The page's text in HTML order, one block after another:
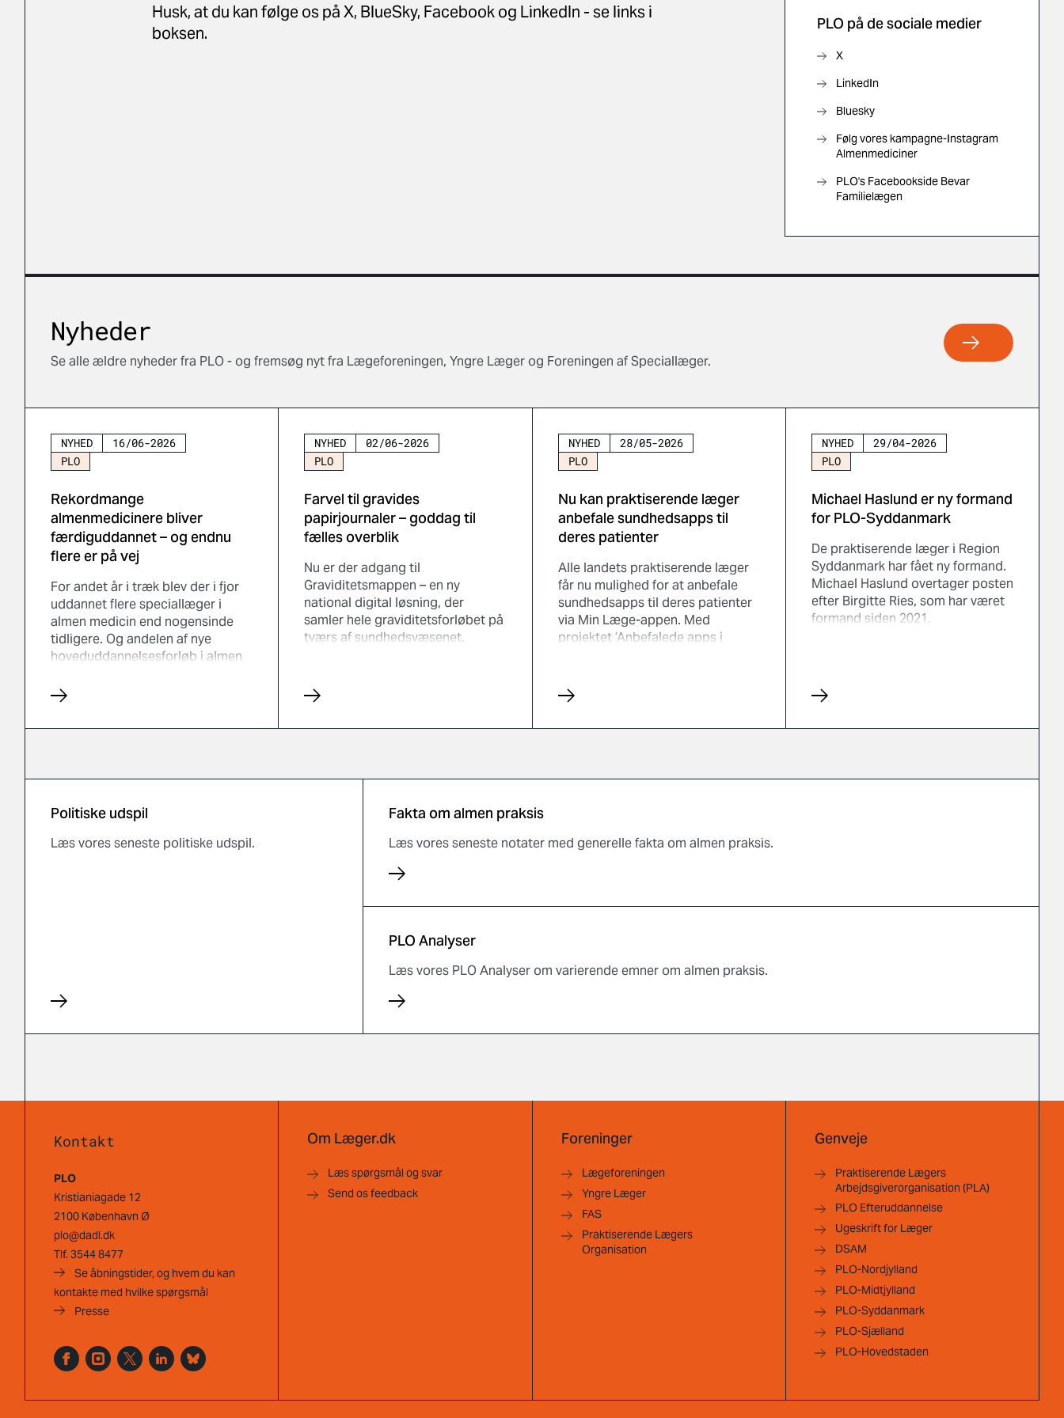
Husk, at du kan følge os på X, BlueSky, Facebook og LinkedIn - se links i
boksen.
PLO på de sociale medier
X
LinkedIn
Bluesky
Følg vores kampagne-Instagram
Almenmediciner
PLO's Facebookside Bevar
Familielægen
Nyheder
Se alle ældre nyheder fra PLO - og fremsøg nyt fra Lægeforeningen, Yngre Læger og Foreningen af Speciallæger.
https://
NYHED
16/06-2026
PLO
Rekordmange
almenmedicinere bliver
færdiguddannet – og endnu
flere er på vej
For andet år i træk blev der i fjor
uddannet flere speciallæger i
almen medicin end nogensinde
tidligere. Og andelen af nye
hoveduddannelsesforløb i almen
samme høje niveau som året før.
NYHED
02/06-2026
PLO
Farvel til gravides
papirjournaler – goddag til
fælles overblik
Nu er der adgang til
Graviditetsmappen – en ny
national digital løsning, der
samler hele graviditetsforløbet på
tværs af sundhedsvæsenet.
svangrejournaler og giver både
den gravide og de
sundhedsprofessionelle adgang
NYHED
28/05-2026
PLO
Nu kan praktiserende læger
anbefale sundhedsapps til
deres patienter
Alle landets praktiserende læger
får nu mulighed for at anbefale
sundhedsapps til deres patienter
via Min Læge-appen. Med
projektet ’Anbefalede apps i
integrere sundhedsapps mere i
det samlede behandlingstilbud til
patienterne.
NYHED
29/04-2026
PLO
Michael Haslund er ny formand
for PLO-Syddanmark
De praktiserende læger i Region
Syddanmark har fået ny formand.
Michael Haslund overtager posten
efter Birgitte Ries, som har været
formand siden 2021.
Politiske udspil
Læs vores seneste politiske udspil.
Fakta om almen praksis
Læs vores seneste notater med generelle fakta om almen praksis.
PLO Analyser
Læs vores PLO Analyser om varierende emner om almen praksis.
Kontakt
PLO
Kristianiagade 12
2100 København Ø
plo@dadl.dk
Tlf.3544 8477
Se åbningstider, og hvem du kan
kontakte med hvilke spørgsmål
Presse
Om Læger.dk
Læs spørgsmål og svar
Send os feedback
Foreninger
Lægeforeningen
Yngre Læger
FAS
Praktiserende Lægers
Organisation
Genveje
Praktiserende Lægers
Arbejdsgiverorganisation (PLA)
PLO Efteruddannelse
Ugeskrift for Læger
DSAM
PLO-Nordjylland
PLO-Midtjylland
PLO-Syddanmark
PLO-Sjælland
PLO-Hovedstaden